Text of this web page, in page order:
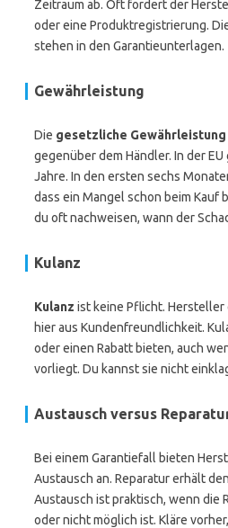
Zeitraum ab. Oft fordert der
oder eine Produktregistrierung.
stehen in den Garantieunterlagen.
Gewährleistung
Die gesetzliche Gewährleistung
gegenüber dem Händler. In der
Jahre. In den ersten sechs
dass ein Mangel schon beim Kauf
du oft nachweisen, wann der
Kulanz
Kulanz ist keine Pflicht. Hersteller
hier aus Kundenfreundlichkeit.
oder einen Rabatt bieten, auch
vorliegt. Du kannst sie nicht
Austausch versus
Bei einem Garantiefall bieten
Austausch an. Reparatur erhält
Austausch ist praktisch, wenn die
oder nicht möglich ist. Kläre